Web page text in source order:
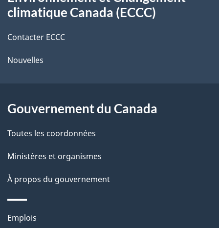
d
e
l
a
g
e
r
r
t
a
c
i
o
s
u
ce
site
climatique Canada (ECCC)
Contacter ECCC
Nouvelles
Gouvernement du Canada
Toutes les coordonnées
Ministères et organismes
À propos du gouvernement
Thèmes
Emplois